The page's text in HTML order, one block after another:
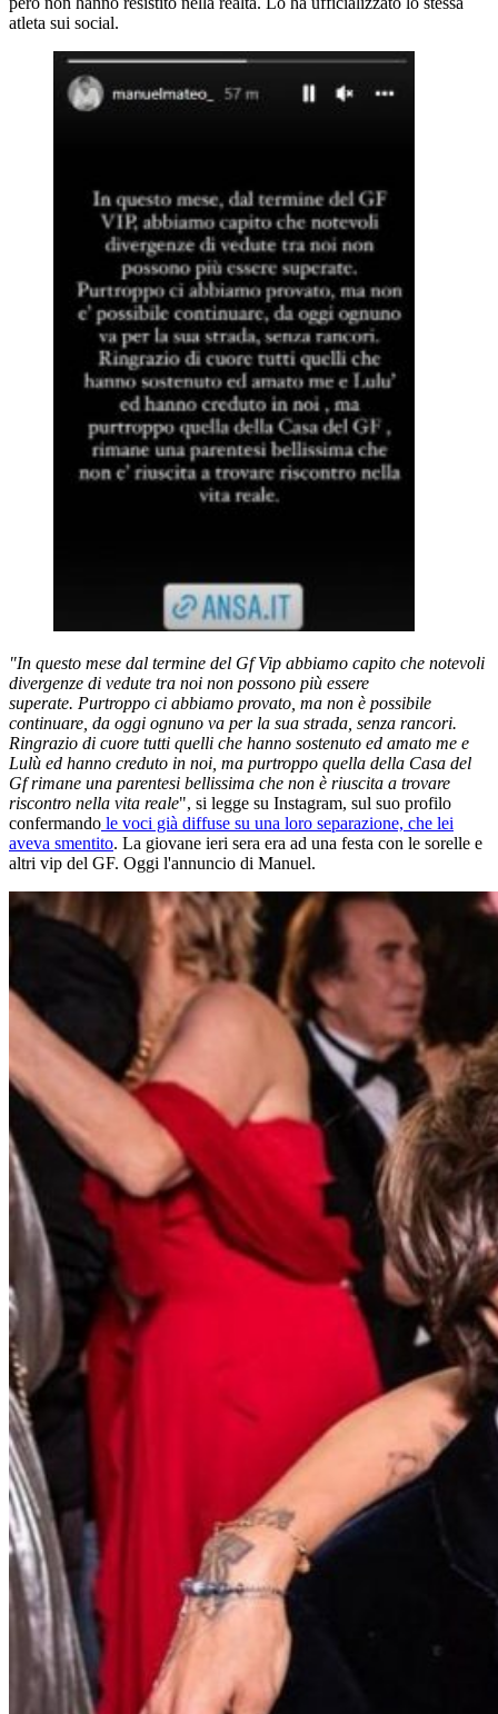
atleta sui social.
"In questo mese dal termine del Gf Vip abbiamo capito che notevoli
divergenze di vedute tra noi non possono più essere
superate. Purtroppo ci abbiamo provato, ma non è possibile
continuare, da oggi ognuno va per la sua strada, senza rancori.
Ringrazio di cuore tutti quelli che hanno sostenuto ed amato me e
Lulù ed hanno creduto in noi, ma purtroppo quella della Casa del
Gf rimane una parentesi bellissima che non è riuscita a trovare
riscontro nella vita reale", si legge su Instagram, sul suo profilo
confermando le voci già diffuse su una loro separazione, che lei
aveva smentito. La giovane ieri sera era ad una festa con le sorelle e
altri vip del GF. Oggi l'annuncio di Manuel.